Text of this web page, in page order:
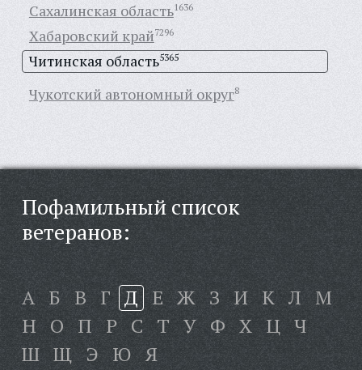
Сахалинская область1636
Хабаровский край7296
Читинская область5365
Чукотский автономный округ8
Пофамильный список
ветеранов:
А Б В Г Д Е Ж З И К Л М
Н О П Р С Т У Ф Х Ц Ч
Ш Щ Э Ю Я